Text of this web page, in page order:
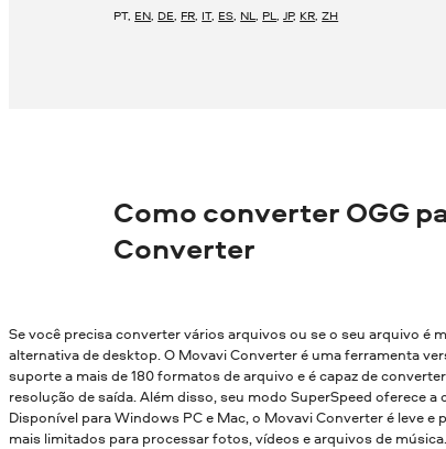
PT, EN, DE, FR, IT, ES, NL, PL,JP, KR,ZH
Como converter OGG
Converter
Se você precisa converter vários arquivos ou se o seu arquivo é
alternativa de desktop. O Movavi Converter é uma ferramenta
suporte a mais de 180 formatos de arquivo e é capaz de
resolução de saída. Além disso, seu modo SuperSpeed oferece
Disponível para Windows PC e Mac, o Movavi Converter é leve
mais limitados para processar fotos, vídeos e arquivos de música.